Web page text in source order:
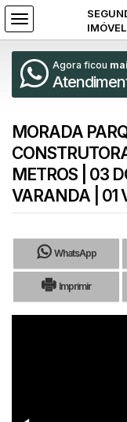
Agora ficou
MORADA
METROS | 03
VARANDA | 01
WhatsApp
Imprimir